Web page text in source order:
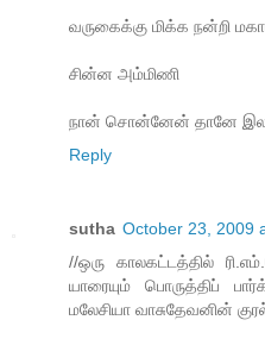
வருகைக்கு மிக்க நன்றி
சின்ன அம்மிணி
நான் சொன்னேன் தானே
Reply
sutha October 23, 2009
//ஒரு காலகட்டத்தில்
யாரையும் பொருத்திப்
மலேசியா வாசுதேவனின்